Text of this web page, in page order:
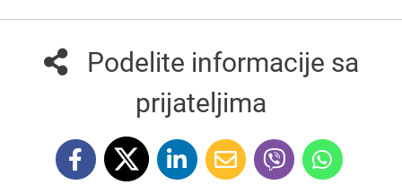
Podelite informacije sa
prijateljima